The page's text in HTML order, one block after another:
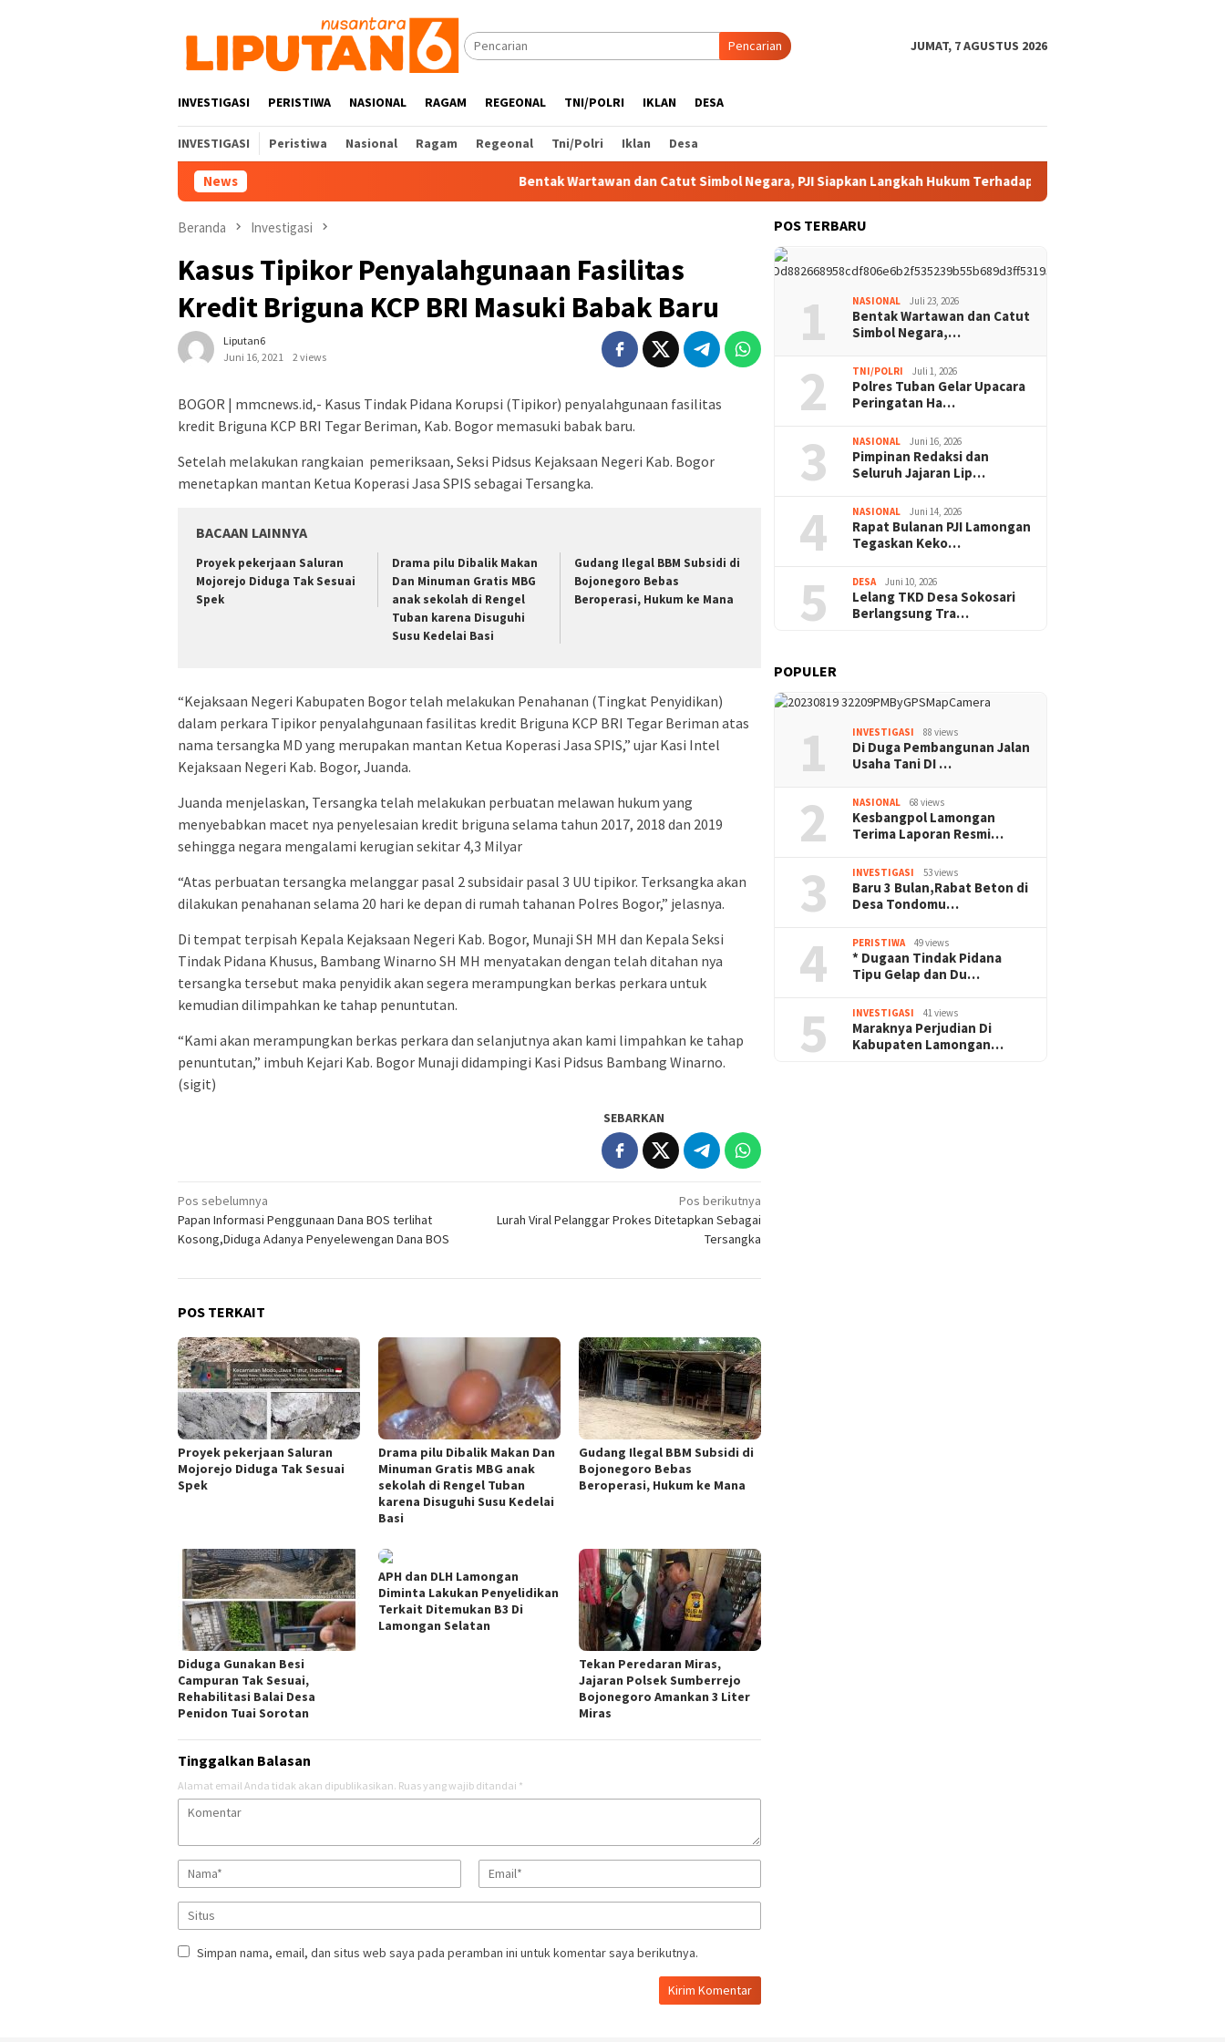
Pencarian JUMAT, 7 AGUSTUS 2026
INVESTIGASI PERISTIWA NASIONAL RAGAM REGEONAL TNI/POLRI IKLAN DESA
INVESTIGASI Peristiwa Nasional Ragam Regeonal Tni/Polri Iklan Desa
News Bentak Wartawan dan Catut Simbol Negara, PJI Siapkan Langkah Hukum Terhadap Hotman Paris
Beranda Investigasi
Kasus Tipikor Penyalahgunaan Fasilitas
Kredit Briguna KCP BRI Masuki Babak Baru
Liputan6
Juni 16, 2021
2 views
BOGOR | mmcnews.id,- Kasus Tindak Pidana Korupsi (Tipikor) penyalahgunaan fasilitas
kredit Briguna KCP BRI Tegar Beriman, Kab. Bogor memasuki babak baru.
Setelah melakukan rangkaian pemeriksaan, Seksi Pidsus Kejaksaan Negeri Kab. Bogor
menetapkan mantan Ketua Koperasi Jasa SPIS sebagai Tersangka.
BACAAN LAINNYA
Proyek pekerjaan Saluran
Mojorejo Diduga Tak Sesuai
Spek
Drama pilu Dibalik Makan
Dan Minuman Gratis MBG
anak sekolah di Rengel
Tuban karena Disuguhi
Susu Kedelai Basi
Gudang Ilegal BBM Subsidi di
Bojonegoro Bebas
Beroperasi, Hukum ke Mana
“Kejaksaan Negeri Kabupaten Bogor telah melakukan Penahanan (Tingkat Penyidikan)
dalam perkara Tipikor penyalahgunaan fasilitas kredit Briguna KCP BRI Tegar Beriman atas
nama tersangka MD yang merupakan mantan Ketua Koperasi Jasa SPIS,” ujar Kasi Intel
Kejaksaan Negeri Kab. Bogor, Juanda.
Juanda menjelaskan, Tersangka telah melakukan perbuatan melawan hukum yang
menyebabkan macet nya penyelesaian kredit briguna selama tahun 2017, 2018 dan 2019
sehingga negara mengalami kerugian sekitar 4,3 Milyar
“Atas perbuatan tersangka melanggar pasal 2 subsidair pasal 3 UU tipikor. Terksangka akan
dilakukan penahanan selama 20 hari ke depan di rumah tahanan Polres Bogor,” jelasnya.
Di tempat terpisah Kepala Kejaksaan Negeri Kab. Bogor, Munaji SH MH dan Kepala Seksi
Tindak Pidana Khusus, Bambang Winarno SH MH menyatakan dengan telah ditahan nya
tersangka tersebut maka penyidik akan segera merampungkan berkas perkara untuk
kemudian dilimpahkan ke tahap penuntutan.
“Kami akan merampungkan berkas perkara dan selanjutnya akan kami limpahkan ke tahap
penuntutan,” imbuh Kejari Kab. Bogor Munaji didampingi Kasi Pidsus Bambang Winarno.
(sigit)
SEBARKAN
Navigasi
pos
Pos sebelumnya
Papan Informasi Penggunaan Dana BOS terlihat
Kosong,Diduga Adanya Penyelewengan Dana BOS
Pos berikutnya
Lurah Viral Pelanggar Prokes Ditetapkan Sebagai
Tersangka
POS TERKAIT
Proyek pekerjaan Saluran
Mojorejo Diduga Tak Sesuai
Spek
Drama pilu Dibalik Makan Dan
Minuman Gratis MBG anak
sekolah di Rengel Tuban
karena Disuguhi Susu Kedelai
Basi
Gudang Ilegal BBM Subsidi di
Bojonegoro Bebas
Beroperasi, Hukum ke Mana
Diduga Gunakan Besi
Campuran Tak Sesuai,
Rehabilitasi Balai Desa
Penidon Tuai Sorotan
APH dan DLH Lamongan
Diminta Lakukan Penyelidikan
Terkait Ditemukan B3 Di
Lamongan Selatan
Tekan Peredaran Miras,
Jajaran Polsek Sumberrejo
Bojonegoro Amankan 3 Liter
Miras
Tinggalkan Balasan
Alamat email Anda tidak akan dipublikasikan. Ruas yang wajib ditandai *
Simpan nama, email, dan situs web saya pada peramban ini untuk komentar saya berikutnya.
POS TERBARU
1 NASIONAL Juli 23, 2026
Bentak Wartawan dan Catut
Simbol Negara,…
2 TNI/POLRI Juli 1, 2026
Polres Tuban Gelar Upacara
Peringatan Ha…
3 NASIONAL Juni 16, 2026
Pimpinan Redaksi dan
Seluruh Jajaran Lip…
4 NASIONAL Juni 14, 2026
Rapat Bulanan PJI Lamongan
Tegaskan Keko…
5 DESA Juni 10, 2026
Lelang TKD Desa Sokosari
Berlangsung Tra…
POPULER
1 INVESTIGASI 88 views
Di Duga Pembangunan Jalan
Usaha Tani DI …
2 NASIONAL 68 views
Kesbangpol Lamongan
Terima Laporan Resmi…
3 INVESTIGASI 53 views
Baru 3 Bulan,Rabat Beton di
Desa Tondomu…
4 PERISTIWA 49 views
* Dugaan Tindak Pidana
Tipu Gelap dan Du…
5 INVESTIGASI 41 views
Maraknya Perjudian Di
Kabupaten Lamongan…